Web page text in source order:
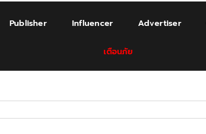
Publisher Influencer Advertiser
เตือนภัย